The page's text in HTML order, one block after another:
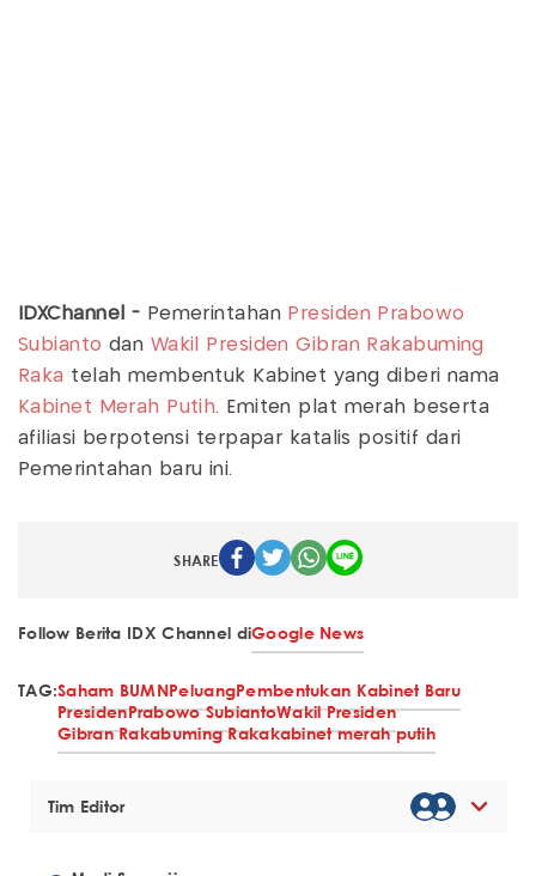
IDXChannel - Pemerintahan Presiden Prabowo
Subianto dan Wakil Presiden Gibran Rakabuming
Raka telah membentuk Kabinet yang diberi nama
Kabinet Merah Putih. Emiten plat merah beserta
afiliasi berpotensi terpapar katalis positif dari
Pemerintahan baru ini.
SHARE
Follow Berita IDX Channel diGoogle News
TAG:Saham BUMNPeluangPembentukan Kabinet Baru
PresidenPrabowo SubiantoWakil Presiden
Gibran Rakabuming Rakakabinet merah putih
Tim Editor